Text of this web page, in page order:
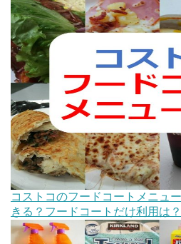
コストコのフードコートメニュ
きる？フードコートだけ利用は